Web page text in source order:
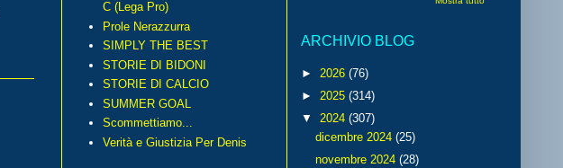
C (Lega Pro)
Prole Nerazzurra
SIMPLY THE BEST
STORIE DI BIDONI
STORIE DI CALCIO
SUMMER GOAL
Scommettiamo...
Verità e Giustizia Per Denis
ARCHIVIO BLOG
► 2026 (76)
► 2025 (314)
▼ 2024 (307)
dicembre 2024 (25)
novembre 2024 (28)